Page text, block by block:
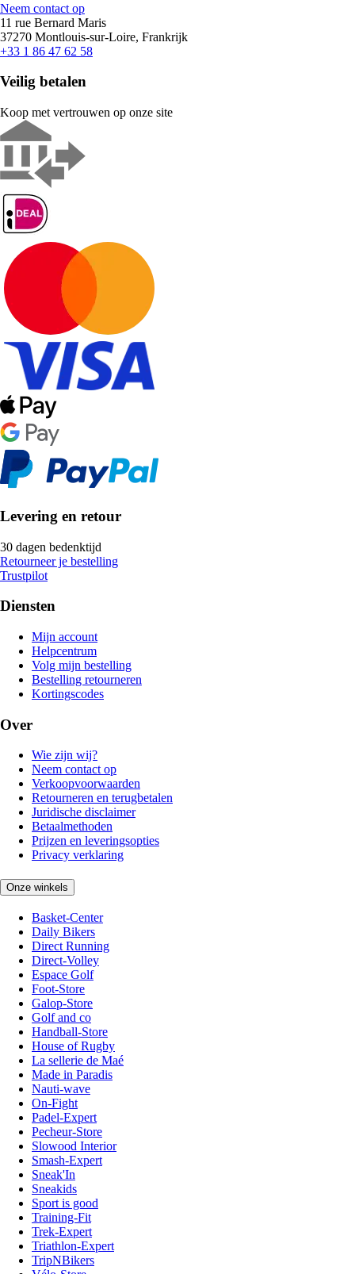
Neem contact op
11 rue Bernard Maris
37270 Montlouis-sur-Loire, Frankrijk
+33 1 86 47 62 58
Veilig betalen
Koop met vertrouwen op onze site
Levering en retour
30 dagen bedenktijd
Retourneer je bestelling
Trustpilot
Diensten
Mijn account
Helpcentrum
Volg mijn bestelling
Bestelling retourneren
Kortingscodes
Over
Wie zijn wij?
Neem contact op
Verkoopvoorwaarden
Retourneren en terugbetalen
Juridische disclaimer
Betaalmethoden
Prijzen en leveringsopties
Privacy verklaring
Onze winkels
Basket-Center
Daily Bikers
Direct Running
Direct-Volley
Espace Golf
Foot-Store
Galop-Store
Golf and co
Handball-Store
House of Rugby
La sellerie de Maé
Made in Paradis
Nauti-wave
On-Fight
Padel-Expert
Pecheur-Store
Slowood Interior
Smash-Expert
Sneak'In
Sneakids
Sport is good
Training-Fit
Trek-Expert
Triathlon-Expert
TripNBikers